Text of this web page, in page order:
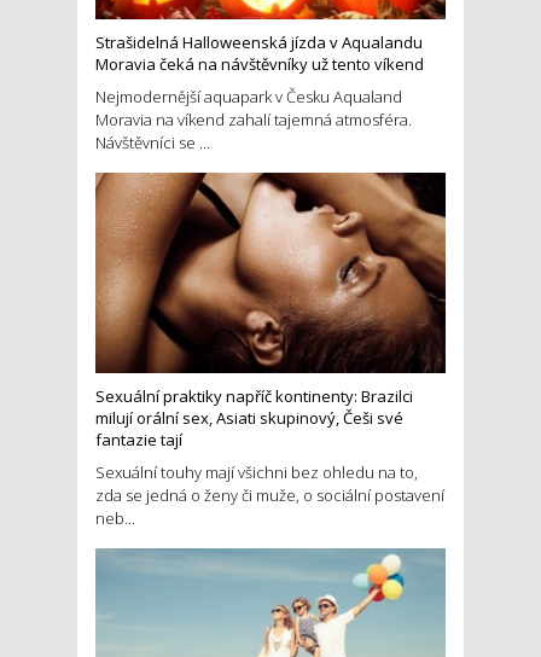
Strašidelná Halloweenská jízda v Aqualandu
Moravia čeká na návštěvníky už tento víkend
Nejmodernější aquapark v Česku Aqualand
Moravia na víkend zahalí tajemná atmosféra.
Návštěvníci se ...
Sexuální praktiky napříč kontinenty: Brazilci
milují orální sex, Asiati skupinový, Češi své
fantazie tají
Sexuální touhy mají všichni bez ohledu na to,
zda se jedná o ženy či muže, o sociální postavení
neb...